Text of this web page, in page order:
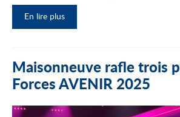
En lire plus
Maisonneuve rafle trois
Forces AVENIR 2025